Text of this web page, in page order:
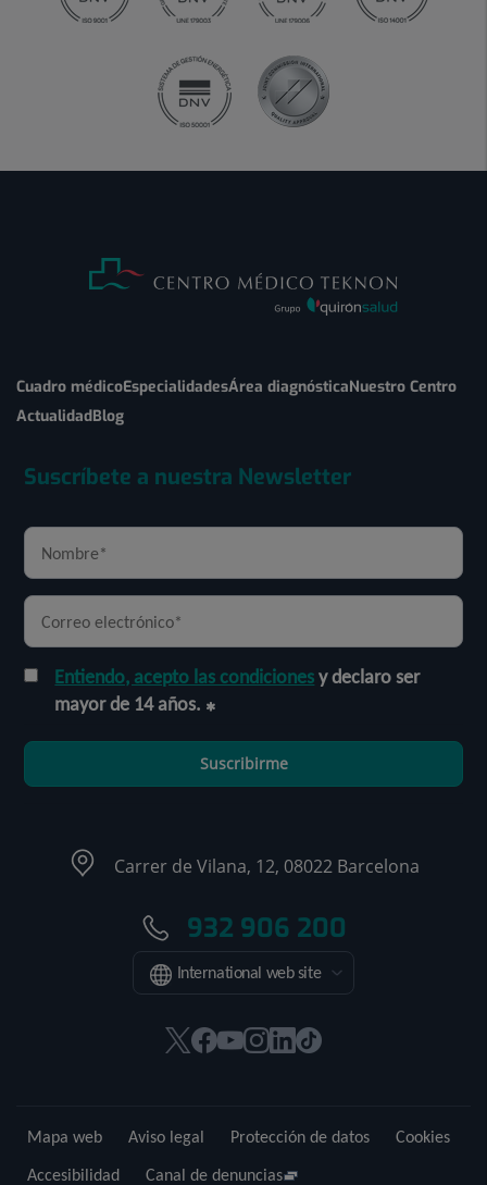
Cuadro médicoEspecialidadesÁrea diagnósticaNuestro Centro
ActualidadBlog
Suscríbete a nuestra Newsletter
Entiendo, acepto las condicionesy declaro ser
mayor de 14 años.
Suscribirme
Carrer de Vilana, 12, 08022 Barcelona
932 906 200
International web site
Este
en
una
Este
en
una
Este
en
una
Este
en
una
Este
en
una
Enlace
externa.
Mapa web Aviso legal Protección de datos
Cookies
Accesibilidad
Canal de denuncias